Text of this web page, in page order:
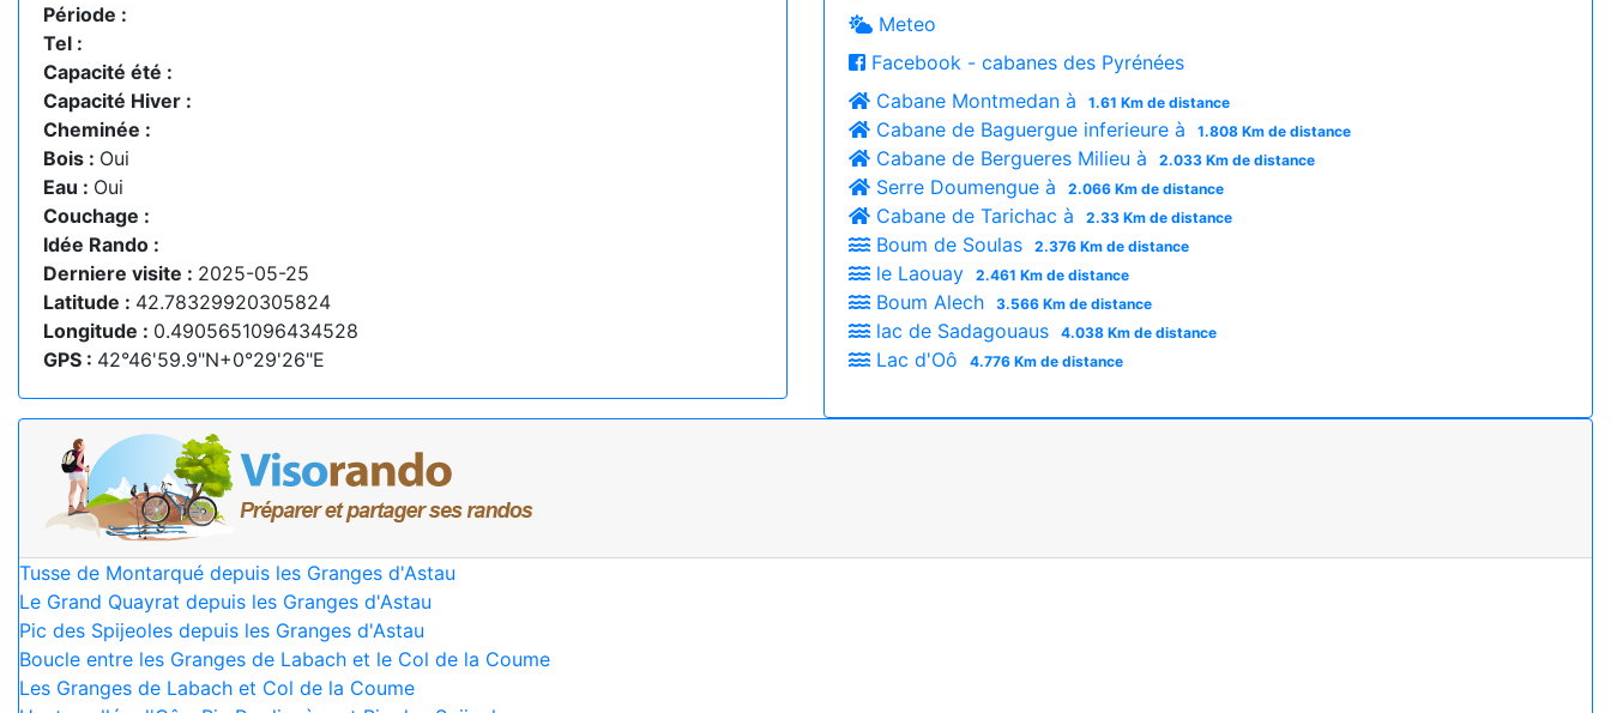
Période :
Tel :
Capacité été :
Capacité Hiver :
Cheminée :
Bois : Oui
Eau : Oui
Couchage :
Idée Rando :
Derniere visite : 2025-05-25
Latitude : 42.78329920305824
Longitude : 0.4905651096434528
GPS : 42°46'59.9"N+0°29'26"E
Meteo
Facebook - cabanes des Pyrénées
Cabane Montmedan à
1.61 Km de distance
Cabane de Baguergue inferieure à 1.808 Km de distance
Cabane de Bergueres Milieu à 2.033 Km de distance
Serre Doumengue à 2.066 Km de distance
Cabane de Tarichac à 2.33 Km de distance
Boum de Soulas 2.376 Km de distance
le Laouay 2.461 Km de distance
Boum Alech 3.566 Km de distance
lac de Sadagouaus 4.038 Km de distance
Lac d'Oô 4.776 Km de distance
Tusse de Montarqué depuis les Granges d'Astau
Le Grand Quayrat depuis les Granges d'Astau
Pic des Spijeoles depuis les Granges d'Astau
Boucle entre les Granges de Labach et le Col de la Coume
Les Granges de Labach et Col de la Coume